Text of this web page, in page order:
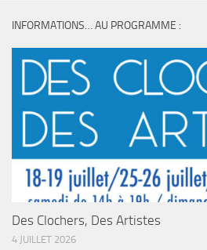
INFORMATIONS… AU PROGRAMME :
Des Clochers, Des Artistes
4 JUILLET 2026